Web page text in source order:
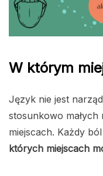
W którym
Język nie jest
stosunkowo
miejscach. Każdy
których miejscach